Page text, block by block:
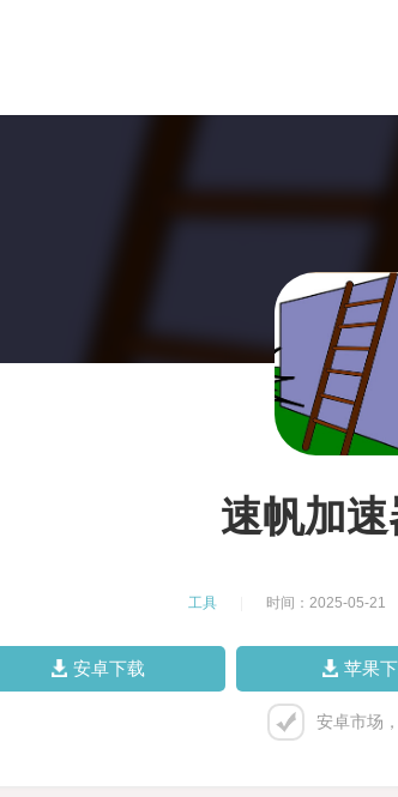
速帆加
工具 时间：2025-05-21
安卓下载 苹果
安卓市场